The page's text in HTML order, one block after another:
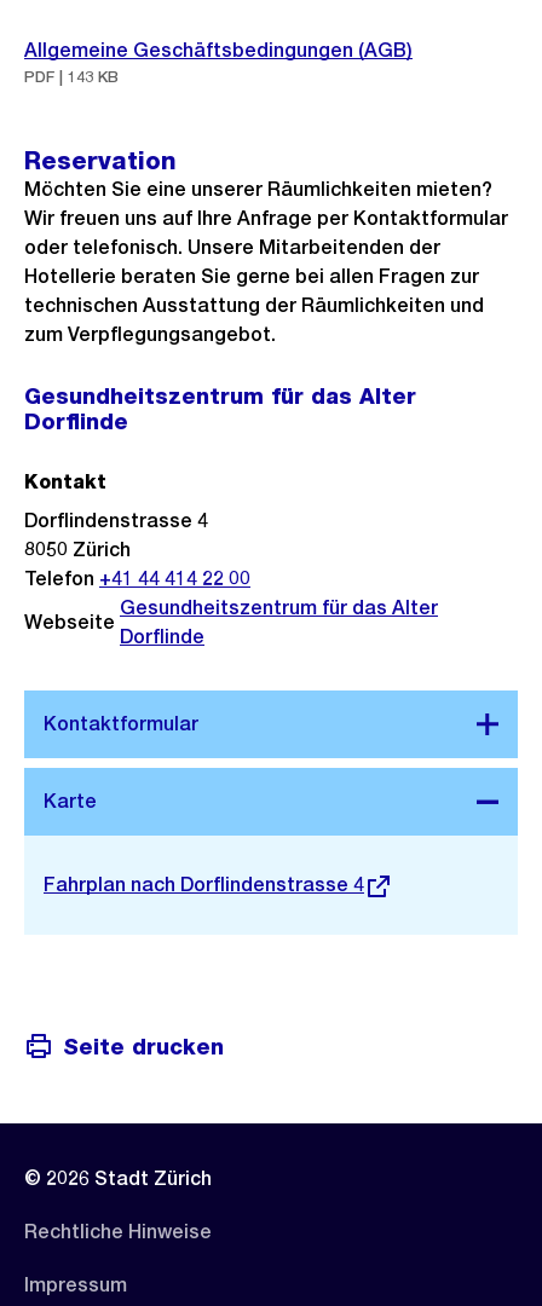
Allgemeine Geschäftsbedingungen (AGB)
PDF | 143 KB
Reservation
Möchten Sie eine unserer Räumlichkeiten mieten?
Wir freuen uns auf Ihre Anfrage per Kontaktformular
oder telefonisch. Unsere Mitarbeitenden der
Hotellerie beraten Sie gerne bei allen Fragen zur
technischen Ausstattung der Räumlichkeiten und
zum Verpflegungsangebot.
Gesundheitszentrum für das Alter
Dorflinde
Stadtplan 3D
Externer
Fahrplan nach Dorflindenstrasse 4
Kontakt
Dorflindenstrasse 4
8050 Zürich
Telefon +41 44 414 22 00
Webseite
Gesundheitszentrum für das Alter
Dorflinde
Seite drucken
© 2026 Stadt Zürich
Rechtliche Hinweise
Impressum